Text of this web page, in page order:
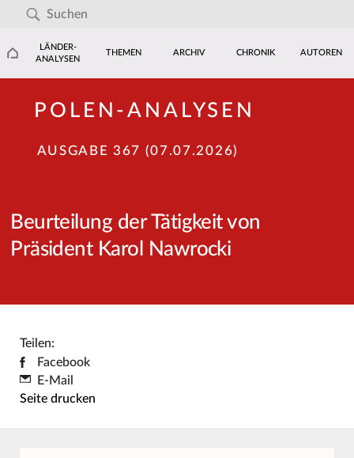
LÄNDER-
ANALYSEN
THEMEN ARCHIV CHRONIK AUTOREN
POLEN-ANALYSEN
AUSGABE 367 (07.07.2026)
Beurteilung der Tätigkeit von
Präsident Karol Nawrocki
Teilen:
Facebook
E-Mail
Seite drucken